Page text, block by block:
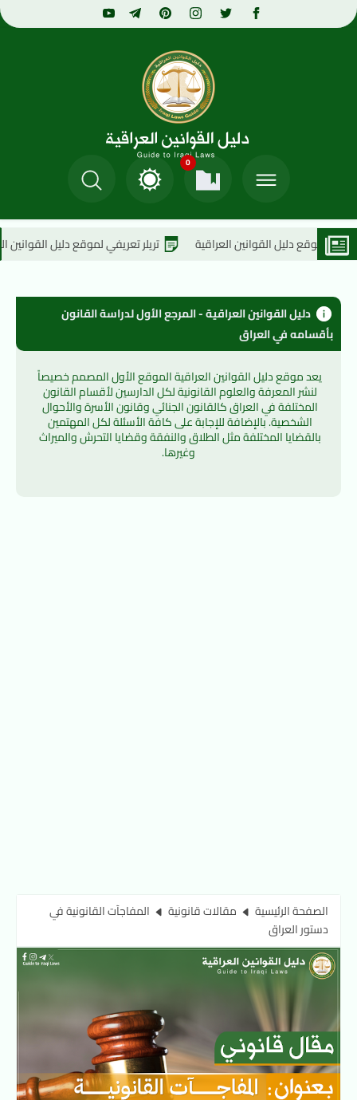
0
القوانين العراقية تريلر تعريفي لموقع دليل القوانين العراقية
بأقسامه في العراق
وغيرها.
الصفحة الرئيسية مقالات قانونية
المفاجآت القانونية في
دستور العراق